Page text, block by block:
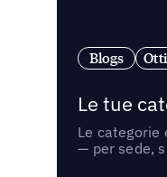
Blogs
Le tue
Le categorie
— per sede,